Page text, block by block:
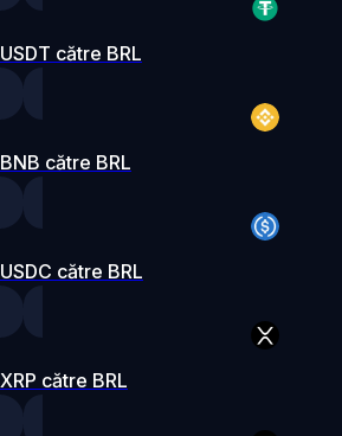
USDT către BRL
BNB către BRL
USDC către BRL
XRP către BRL